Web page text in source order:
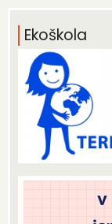
Ekoškola